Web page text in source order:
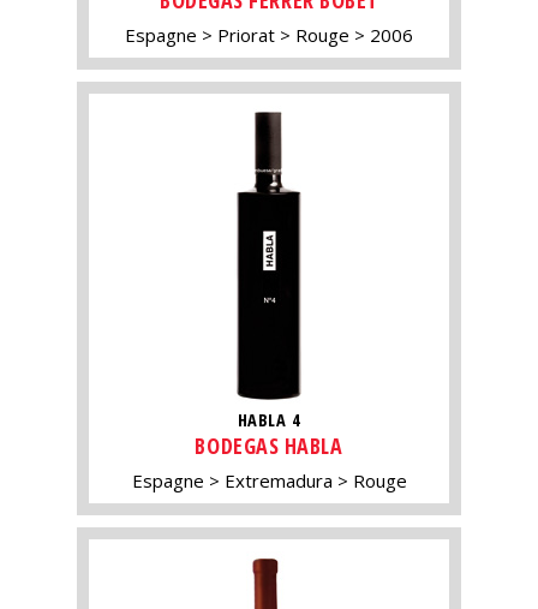
Espagne Priorat Rouge 2006
HABLA 4
BODEGAS HABLA
Espagne Extremadura Rouge